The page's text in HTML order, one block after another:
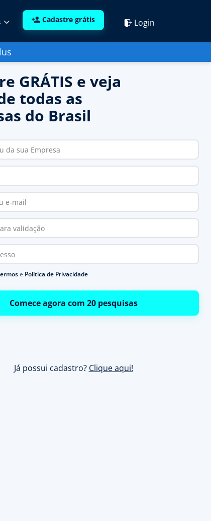
Cadastre grátis Login
GRÁTIS e veja
todas as
do Brasil
e Política de Privacidade
Comece agora com 20 pesquisas
Já possui cadastro? Clique aqui!